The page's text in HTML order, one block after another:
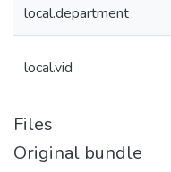
local.department
local.vid
Files
Original bundle